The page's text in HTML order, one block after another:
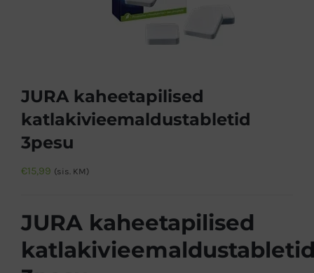
JURA kaheetapilised
katlakivieemaldustabletid
3pesu
€15,99 (sis. KM)
JURA kaheetapilised